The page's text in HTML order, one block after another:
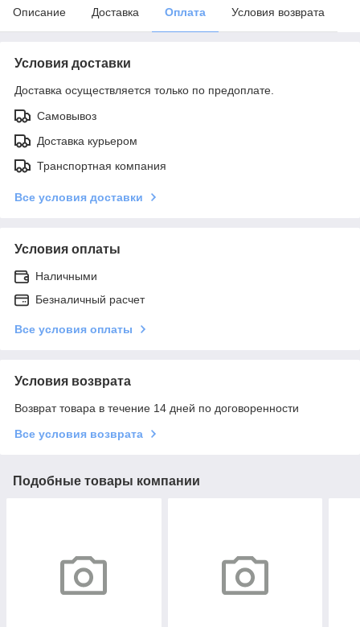
Описание Доставка Оплата Условия возврата
Условия доставки
Доставка осуществляется только по предоплате.
Самовывоз
Доставка курьером
Транспортная компания
Все условия доставки
Условия оплаты
Наличными
Безналичный расчет
Все условия оплаты
Условия возврата
Возврат товара в течение 14 дней по договоренности
Все условия возврата
Подобные товары компании